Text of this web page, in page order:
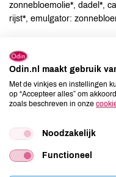
zonnebloemolie*, dadel*,
rijst*, emulgator:
Allergenen
Aardnoten
Ei
Gluten
Lupine
Mosterd
Odin.nl maakt gebruik
Met de vinkjes en instellingen
op “Accepteer alles” om
zoals beschreven in onze
Noodzakelijk
Functioneel